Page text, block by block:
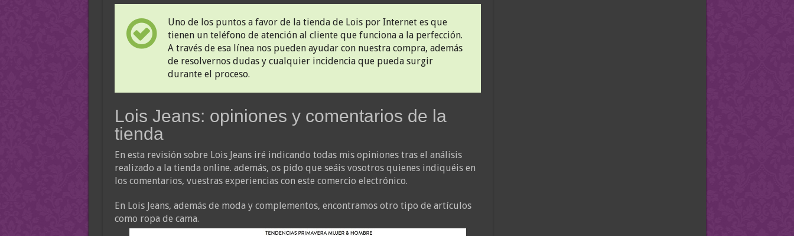
Uno de los puntos a favor de la tienda de Lois por Internet es que
tienen un teléfono de atención al cliente que funciona a la perfección.
A través de esa línea nos pueden ayudar con nuestra compra, además
de resolvernos dudas y cualquier incidencia que pueda surgir
durante el proceso.
Lois Jeans: opiniones y comentarios de la
tienda
En esta revisión sobre Lois Jeans iré indicando todas mis opiniones tras el análisis
realizado a la tienda online. además, os pido que seáis vosotros quienes indiquéis en
los comentarios, vuestras experiencias con este comercio electrónico.
En Lois Jeans, además de moda y complementos, encontramos otro tipo de artículos
como ropa de cama.